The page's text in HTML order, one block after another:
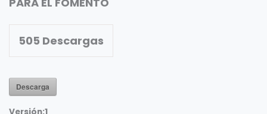
505 Descargas
Descarga